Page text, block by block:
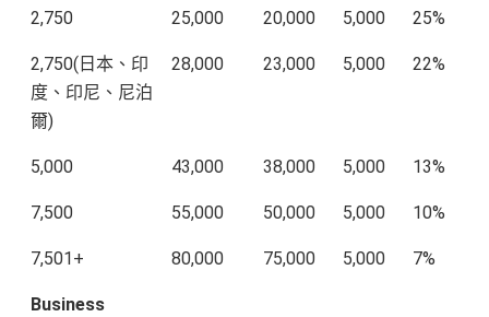
2,750 25,000 20,000 5,000 25%
2,750(日本、印
度、印尼、尼泊
爾)
28,000 23,000 5,000 22%
5,000 43,000 38,000 5,000 13%
7,500 55,000 50,000 5,000 10%
7,501+ 80,000 75,000 5,000 7%
Business